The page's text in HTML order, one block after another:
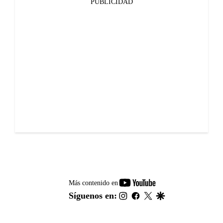
PUBLICIDAD
Más contenido en
youtube-
footer
Síguenos en: instagram
facebook
twitter